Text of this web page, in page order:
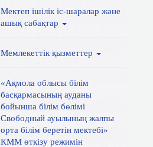
Мектеп ішілік іс-шаралар және
ашық сабақтар
Мемлекеттік қызметтер
«Ақмола облысы білім
басқармасының ауданы
бойынша білім бөлімі
Свободный ауылының жалпы
орта білім беретін мектебі»
КММ өткізу режимін